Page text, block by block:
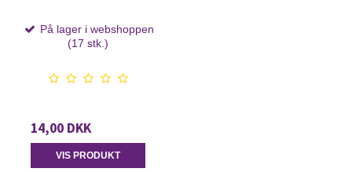
På lager i webshoppen
(17 stk.)
14,00 DKK
VIS PRODUKT